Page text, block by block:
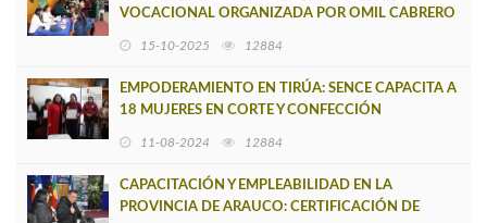
VOCACIONAL ORGANIZADA POR OMIL CABRERO
15-10-2025 12884
EMPODERAMIENTO EN TIRÚA: SENCE CAPACITA A
18 MUJERES EN CORTE Y CONFECCIÓN
11-08-2024 12884
CAPACITACIÓN Y EMPLEABILIDAD EN LA
PROVINCIA DE ARAUCO: CERTIFICACIÓN DE